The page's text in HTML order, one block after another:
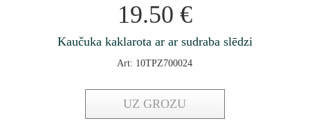
19.50 €
Kaučuka kaklarota ar ar sudraba slēdzi
Art: 10TPZ700024
UZ GROZU